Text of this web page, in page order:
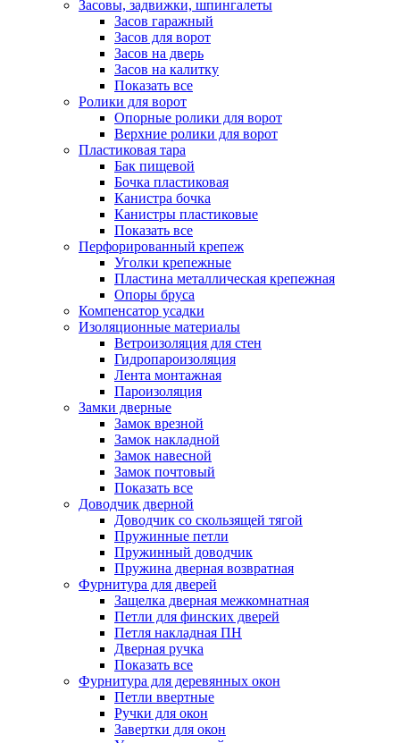
Засовы, задвижки, шпингалеты
Засов гаражный
Засов для ворот
Засов на дверь
Засов на калитку
Показать все
Ролики для ворот
Опорные ролики для ворот
Верхние ролики для ворот
Пластиковая тара
Бак пищевой
Бочка пластиковая
Канистра бочка
Канистры пластиковые
Показать все
Перфорированный крепеж
Уголки крепежные
Пластина металлическая крепежная
Опоры бруса
Компенсатор усадки
Изоляционные материалы
Ветроизоляция для стен
Гидропароизоляция
Лента монтажная
Пароизоляция
Замки дверные
Замок врезной
Замок накладной
Замок навесной
Замок почтовый
Показать все
Доводчик дверной
Доводчик со скользящей тягой
Пружинные петли
Пружинный доводчик
Пружина дверная возвратная
Фурнитура для дверей
Защелка дверная межкомнатная
Петли для финских дверей
Петля накладная ПН
Дверная ручка
Показать все
Фурнитура для деревянных окон
Петли ввертные
Ручки для окон
Завертки для окон